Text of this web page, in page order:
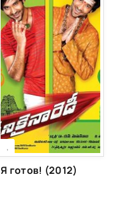
[xfgiven_season]
,[/xfgiven_season]
Я готов! (2012)